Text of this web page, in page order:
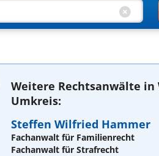
Weitere Rechtsanwälte in
Umkreis:
Steffen Wilfried Hammer
Fachanwalt für Familienrecht
Fachanwalt für Strafrecht